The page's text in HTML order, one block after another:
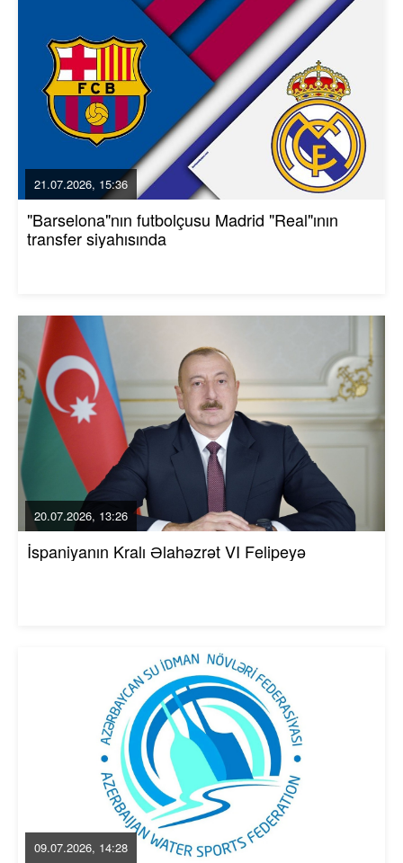
21.07.2026, 15:36
"Barselona"nın futbolçusu Madrid "Real"ının
transfer siyahısında
20.07.2026, 13:26
İspaniyanın Kralı Əlahəzrət VI Felipeyə
09.07.2026, 14:28